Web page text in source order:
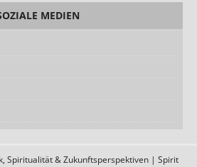
MEDIEN
Spiritualität & Zukunftsperspektiven | Spirit